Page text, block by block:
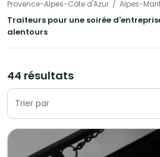
Provence-Alpes-Côte d'Azur
Alpes-
Traiteurs pour une soirée
alentours
44 résultats
Trier par